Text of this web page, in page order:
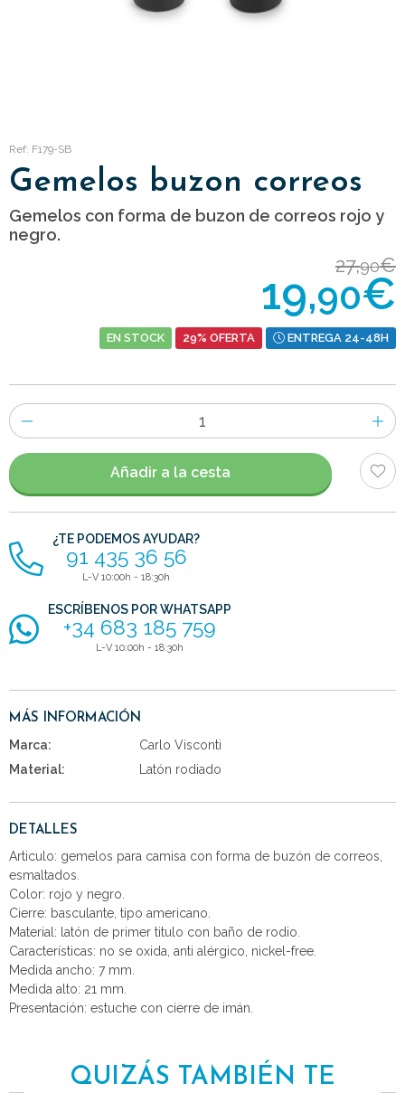
Ref: F179-SB
Gemelos buzon correos
Gemelos con forma de buzon de correos rojo y
negro.
27,90€
19,90€
EN STOCK 29% OFERTA ENTREGA 24-48H
Número
de
artículos
Añadir a la cesta
¿TE PODEMOS AYUDAR?
91 435 36 56
L-V 10:00h - 18:30h
ESCRÍBENOS POR WHATSAPP
+34 683 185 759
L-V 10:00h - 18:30h
MÁS INFORMACIÓN
Marca:
Carlo Visconti
Material:
Latón rodiado
DETALLES
Articulo: gemelos para camisa con forma de buzón de correos,
esmaltados.
Color: rojo y negro.
Cierre: basculante, tipo americano.
Material: latón de primer titulo con baño de rodio.
Características: no se oxida, anti alérgico, nickel-free.
Medida ancho: 7 mm.
Medida alto: 21 mm.
Presentación: estuche con cierre de imán.
QUIZÁS TAMBIÉN TE